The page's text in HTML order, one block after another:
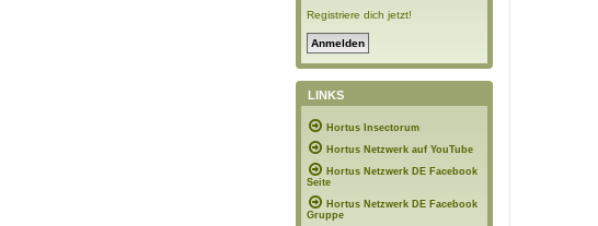
Registriere dich jetzt!
LINKS
Hortus Insectorum
Hortus Netzwerk auf YouTube
Hortus Netzwerk DE Facebook
Seite
Hortus Netzwerk DE Facebook
Gruppe